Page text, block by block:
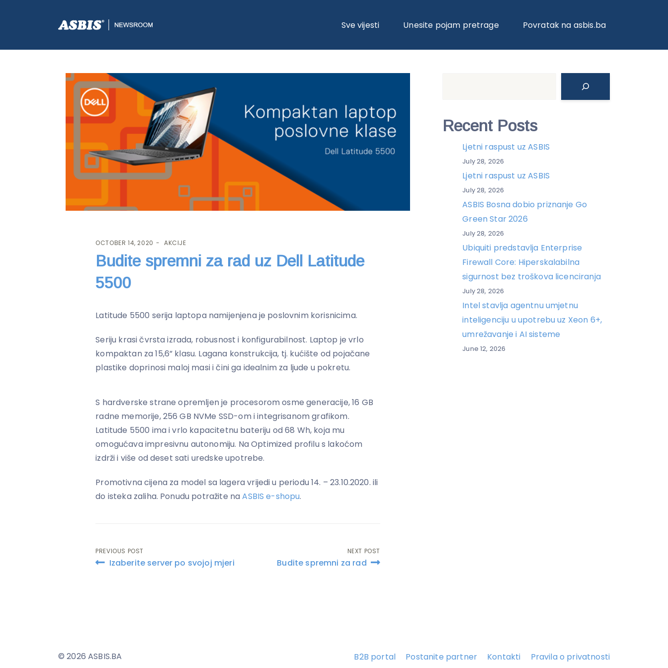
Sve vijesti Unesite pojam pretrage Povratak na asbis.ba
ASBIS.BA>AKCIJE> BUDITE SPREMNI ZA RAD UZ DELL LATITUDE 5500
OCTOBER 14, 2020 AKCIJE
Budite spremni za rad uz Dell Latitude
5500
Latitude 5500 serija laptopa namijenjena je poslovnim korisnicima.
Seriju krasi čvrsta izrada, robusnost i konfigurabilnost. Laptop je vrlo
kompaktan za 15,6” klasu. Lagana konstrukcija, tj. kućište od pojačane
plastike doprinosi maloj masi i čini ga idealnim za ljude u pokretu.
S hardverske strane opremljen je procesorom osme generacije, 16 GB
radne memorije, 256 GB NVMe SSD-om i integrisanom grafikom.
Latitude 5500 ima i vrlo kapacitetnu bateriju od 68 Wh, koja mu
omogućava impresivnu autonomiju. Na Optimized profilu s lakoćom
izdrži i više od deset sati uredske upotrebe.
Promotivna cijena za model sa lagera vrijedi u periodu 14. – 23.10.2020. ili
do isteka zaliha. Ponudu potražite naASBIS e-shopu.
Post
PREVIOUS POST
Izaberite server po svojoj mjeri
NEXT POST
Budite spremni za rad
Recent Posts
Ljetni raspust uz ASBIS
July 28, 2026
Ljetni raspust uz ASBIS
July 28, 2026
ASBIS Bosna dobio priznanje Go
Green Star 2026
July 28, 2026
Ubiquiti predstavlja Enterprise
Firewall Core: Hiperskalabilna
sigurnost bez troškova licenciranja
July 28, 2026
Intel stavlja agentnu umjetnu
inteligenciju u upotrebu uz Xeon 6+,
umrežavanje i AI sisteme
June 12, 2026
© 2026 ASBIS.BA B2B portal Postanite partner Kontakti Pravila o privatnosti